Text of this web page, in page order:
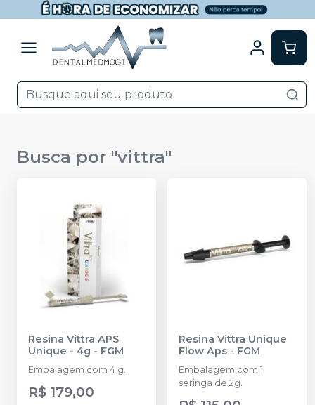
Busca por "vittra"
Resina Vittra APS
Unique - 4g - FGM
Embalagem com 4 g.
R$ 179,00
Resina Vittra Unique
Flow Aps - FGM
Embalagem com 1
seringa de 2g.